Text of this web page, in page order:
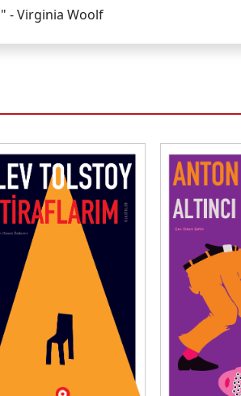
" - Virginia Woolf